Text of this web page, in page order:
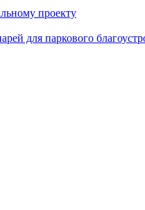
проекту
для паркового